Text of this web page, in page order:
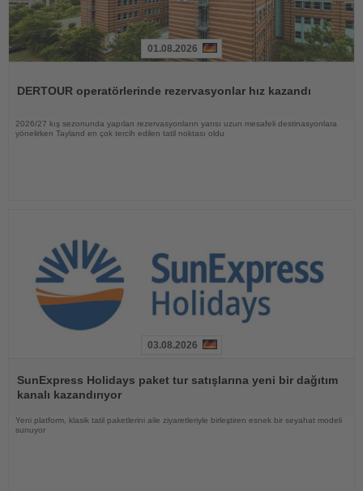
01.08.2026
DERTOUR operatörlerinde rezervasyonlar hız kazandı
2026/27 kış sezonunda yapılan rezervasyonların yarısı uzun mesafeli destinasyonlara
yönelirken Tayland en çok tercih edilen tatil noktası oldu
Oku
03.08.2026
SunExpress Holidays paket tur satışlarına yeni bir dağıtım
kanalı kazandırıyor
Yeni platform, klasik tatil paketlerini aile ziyaretleriyle birleştiren esnek bir seyahat modeli
sunuyor